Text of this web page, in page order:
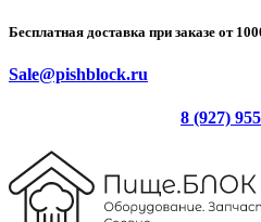
Бесплатная доставка при заказе от
Sale@pishblock.ru
8 (927)